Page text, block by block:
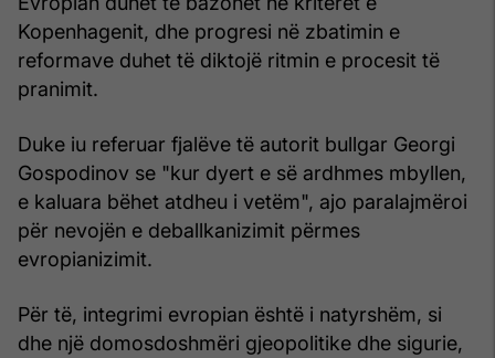
Kopenhagenit, dhe progresi në zbatimin e
reformave duhet të diktojë ritmin e procesit të
pranimit.
Duke iu referuar fjalëve të autorit bullgar Georgi
Gospodinov se "kur dyert e së ardhmes mbyllen,
e kaluara bëhet atdheu i vetëm", ajo paralajmëroi
për nevojën e deballkanizimit përmes
evropianizimit.
Për të, integrimi evropian është i natyrshëm, si
dhe një domosdoshmëri gjeopolitike dhe sigurie,